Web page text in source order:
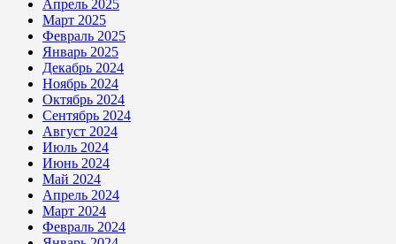
Апрель 2025
Март 2025
Февраль 2025
Январь 2025
Декабрь 2024
Ноябрь 2024
Октябрь 2024
Сентябрь 2024
Август 2024
Июль 2024
Июнь 2024
Май 2024
Апрель 2024
Март 2024
Февраль 2024